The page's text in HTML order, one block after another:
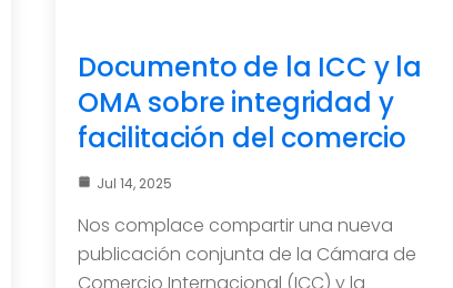
Documento de la ICC y la
OMA sobre integridad y
facilitación del comercio
Jul 14, 2025
Nos complace compartir una nueva
publicación conjunta de la Cámara de